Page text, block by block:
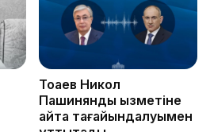
Тоқаев Никол
Пашинянды қызметіне
қайта тағайындалуымен